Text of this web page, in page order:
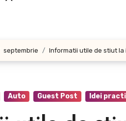
septembrie Informatii utile de stiut la
Auto Guest Post Idei